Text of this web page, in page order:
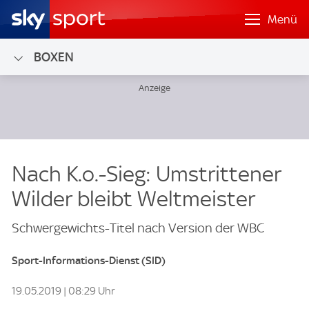
Menü
BOXEN
Nach K.o.-Sieg: Umstrittener
Wilder bleibt Weltmeister
Schwergewichts-Titel nach Version der WBC
Sport-Informations-Dienst (SID)
19.05.2019 | 08:29 Uhr